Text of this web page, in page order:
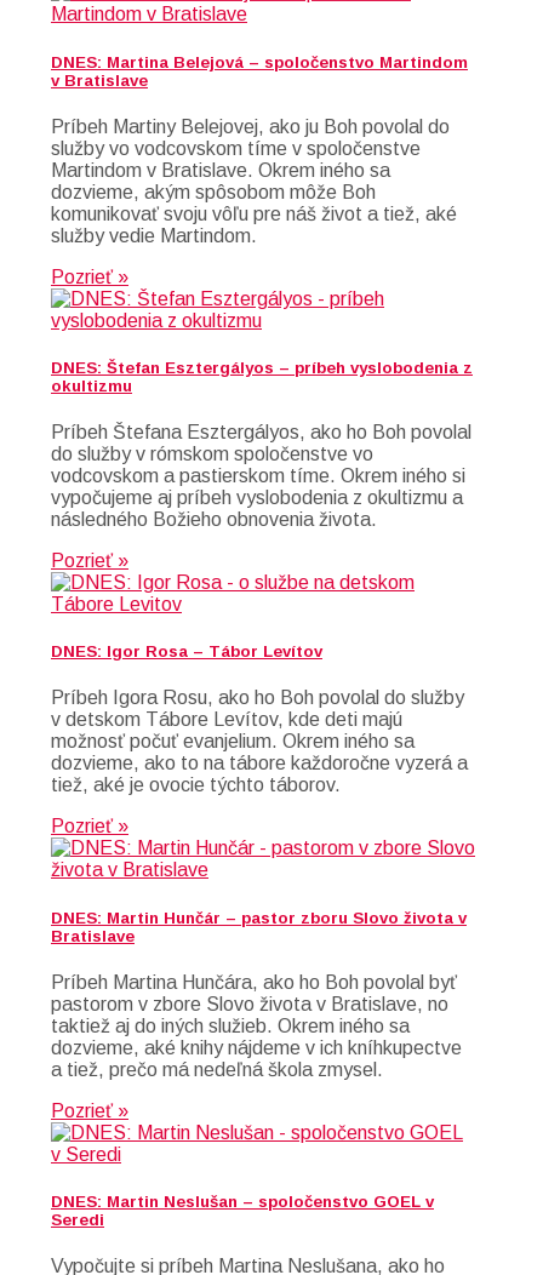
DNES: Martina Belejová – spoločenstvo Martindom
v Bratislave
Príbeh Martiny Belejovej, ako ju Boh povolal do
služby vo vodcovskom tíme v spoločenstve
Martindom v Bratislave. Okrem iného sa
dozvieme, akým spôsobom môže Boh
komunikovať svoju vôľu pre náš život a tiež, aké
služby vedie Martindom.
Pozrieť »
DNES: Štefan Esztergályos – príbeh vyslobodenia z
okultizmu
Príbeh Štefana Esztergályos, ako ho Boh povolal
do služby v rómskom spoločenstve vo
vodcovskom a pastierskom tíme. Okrem iného si
vypočujeme aj príbeh vyslobodenia z okultizmu a
následného Božieho obnovenia života.
Pozrieť »
DNES: Igor Rosa – Tábor Levítov
Príbeh Igora Rosu, ako ho Boh povolal do služby
v detskom Tábore Levítov, kde deti majú
možnosť počuť evanjelium. Okrem iného sa
dozvieme, ako to na tábore každoročne vyzerá a
tiež, aké je ovocie týchto táborov.
Pozrieť »
DNES: Martin Hunčár – pastor zboru Slovo života v
Bratislave
Príbeh Martina Hunčára, ako ho Boh povolal byť
pastorom v zbore Slovo života v Bratislave, no
taktiež aj do iných služieb. Okrem iného sa
dozvieme, aké knihy nájdeme v ich kníhkupectve
a tiež, prečo má nedeľná škola zmysel.
Pozrieť »
DNES: Martin Neslušan – spoločenstvo GOEL v
Seredi
Vypočujte si príbeh Martina Neslušana, ako ho